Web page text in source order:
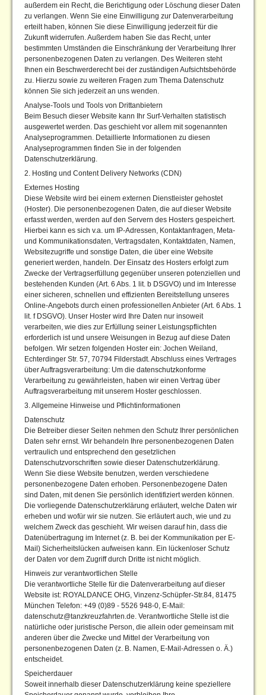
außerdem ein Recht, die Berichtigung oder Löschung dieser Daten
zu verlangen. Wenn Sie eine Einwilligung zur Datenverarbeitung
erteilt haben, können Sie diese Einwilligung jederzeit für die
Zukunft widerrufen. Außerdem haben Sie das Recht, unter
bestimmten Umständen die Einschränkung der Verarbeitung Ihrer
personenbezogenen Daten zu verlangen. Des Weiteren steht
Ihnen ein Beschwerderecht bei der zuständigen Aufsichtsbehörde
zu. Hierzu sowie zu weiteren Fragen zum Thema Datenschutz
können Sie sich jederzeit an uns wenden.
Analyse-Tools und Tools von Drittanbietern
Beim Besuch dieser Website kann Ihr Surf-Verhalten statistisch
ausgewertet werden. Das geschieht vor allem mit sogenannten
Analyseprogrammen. Detaillierte Informationen zu diesen
Analyseprogrammen finden Sie in der folgenden
Datenschutzerklärung.
2. Hosting und Content Delivery Networks (CDN)
Externes Hosting
Diese Website wird bei einem externen Dienstleister gehostet
(Hoster). Die personenbezogenen Daten, die auf dieser Website
erfasst werden, werden auf den Servern des Hosters gespeichert.
Hierbei kann es sich v.a. um IP-Adressen, Kontaktanfragen, Meta-
und Kommunikationsdaten, Vertragsdaten, Kontaktdaten, Namen,
Websitezugriffe und sonstige Daten, die über eine Website
generiert werden, handeln. Der Einsatz des Hosters erfolgt zum
Zwecke der Vertragserfüllung gegenüber unseren potenziellen und
bestehenden Kunden (Art. 6 Abs. 1 lit. b DSGVO) und im Interesse
einer sicheren, schnellen und effizienten Bereitstellung unseres
Online-Angebots durch einen professionellen Anbieter (Art. 6 Abs. 1
lit. f DSGVO). Unser Hoster wird Ihre Daten nur insoweit
verarbeiten, wie dies zur Erfüllung seiner Leistungspflichten
erforderlich ist und unsere Weisungen in Bezug auf diese Daten
befolgen. Wir setzen folgenden Hoster ein: Jochen Weiland,
Echterdinger Str. 57, 70794 Filderstadt. Abschluss eines Vertrages
über Auftragsverarbeitung: Um die datenschutzkonforme
Verarbeitung zu gewährleisten, haben wir einen Vertrag über
Auftragsverarbeitung mit unserem Hoster geschlossen.
3. Allgemeine Hinweise und Pflichtinformationen
Datenschutz
Die Betreiber dieser Seiten nehmen den Schutz Ihrer persönlichen
Daten sehr ernst. Wir behandeln Ihre personenbezogenen Daten
vertraulich und entsprechend den gesetzlichen
Datenschutzvorschriften sowie dieser Datenschutzerklärung.
Wenn Sie diese Website benutzen, werden verschiedene
personenbezogene Daten erhoben. Personenbezogene Daten
sind Daten, mit denen Sie persönlich identifiziert werden können.
Die vorliegende Datenschutzerklärung erläutert, welche Daten wir
erheben und wofür wir sie nutzen. Sie erläutert auch, wie und zu
welchem Zweck das geschieht. Wir weisen darauf hin, dass die
Datenübertragung im Internet (z. B. bei der Kommunikation per E-
Mail) Sicherheitslücken aufweisen kann. Ein lückenloser Schutz
der Daten vor dem Zugriff durch Dritte ist nicht möglich.
Hinweis zur verantwortlichen Stelle
Die verantwortliche Stelle für die Datenverarbeitung auf dieser
Website ist: ROYALDANCE OHG, Vinzenz-Schüpfer-Str.84, 81475
München Telefon: +49 (0)89 - 5526 948-0, E-Mail:
datenschutz@tanzkreuzfahrten.de. Verantwortliche Stelle ist die
natürliche oder juristische Person, die allein oder gemeinsam mit
anderen über die Zwecke und Mittel der Verarbeitung von
personenbezogenen Daten (z. B. Namen, E-Mail-Adressen o. Ä.)
entscheidet.
Speicherdauer
Soweit innerhalb dieser Datenschutzerklärung keine speziellere